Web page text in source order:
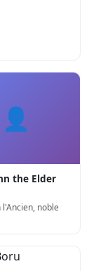
👤
the Elder
l'Ancien, noble